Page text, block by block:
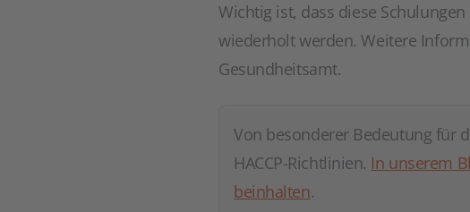
Wichtig ist, dass diese
wiederholt werden. Weitere
Gesundheitsamt.
Von besonderer Bedeutung für
HACCP-Richtlinien. In unserem
beinhalten.